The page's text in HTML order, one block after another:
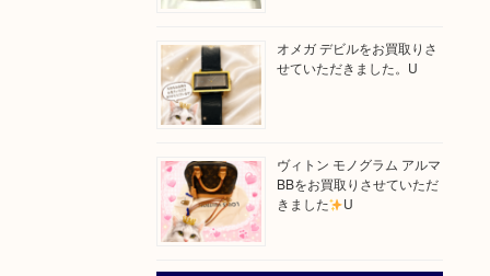
オメガ デビルをお買取りさ
せていただきました。U
ヴィトン モノグラム アルマ
BBをお買取りさせていただ
きました
U